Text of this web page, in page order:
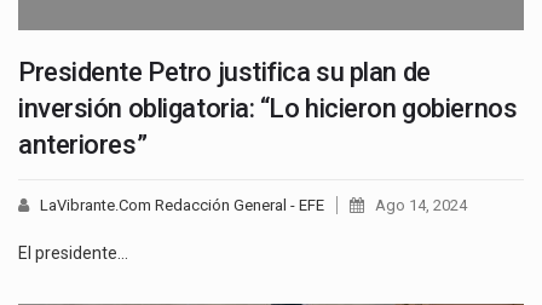
Presidente Petro justifica su plan de
inversión obligatoria: “Lo hicieron gobiernos
anteriores”
LaVibrante.Com Redacción General - EFE Ago 14, 2024
El presidente…